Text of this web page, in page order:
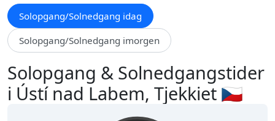
Solopgang/Solnedgang idag
Solopgang/Solnedgang imorgen
Solopgang & Solnedgangstider
i Ústí nad Labem, Tjekkiet 🇨🇿